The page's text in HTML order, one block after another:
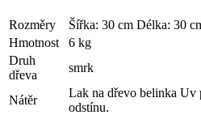
Rozměry
Šířka: 30 cm Délka: 30
Hmotnost
6 kg
Druh
dřeva
smrk
Nátěr
Lak na dřevo belinka Uv
odstínu.